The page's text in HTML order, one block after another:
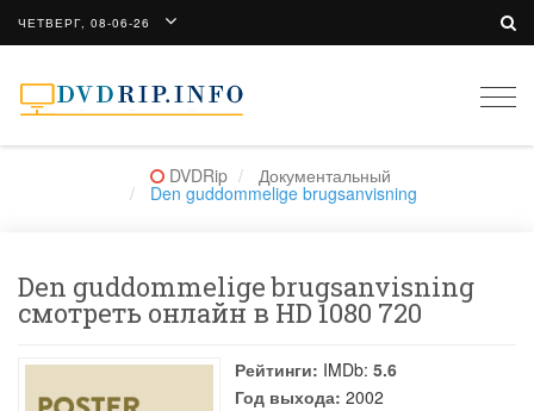
ЧЕТВЕРГ, 08-06-26
DVDRip Документальный
Den guddommelige brugsanvisning
Den guddommelige brugsanvisning
смотреть онлайн в HD 1080 720
Рейтинги: IMDb: 5.6
Год выхода: 2002